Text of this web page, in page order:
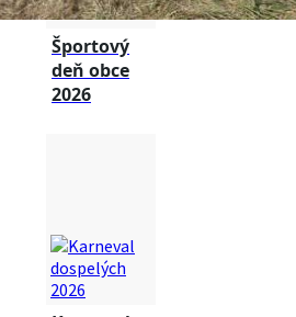
Športový
deň obce
2026